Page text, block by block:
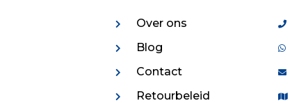
Over ons
Blog
Contact
Retourbeleid